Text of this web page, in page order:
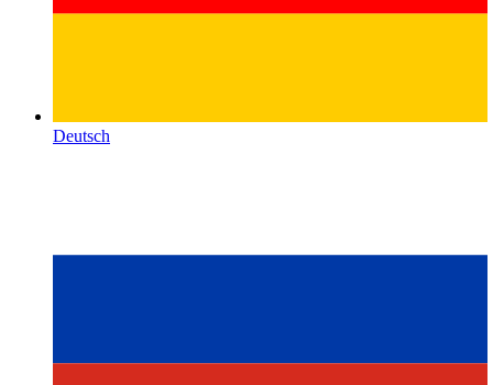
Deutsch